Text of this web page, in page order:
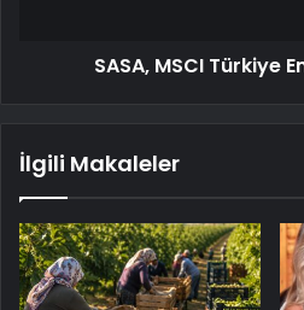
SASA, MSCI Türkiye
İlgili Makaleler